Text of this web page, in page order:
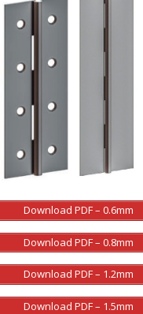
Download PDF – 0.6mm
Download PDF – 0.8mm
Download PDF – 1.2mm
Download PDF – 1.5mm